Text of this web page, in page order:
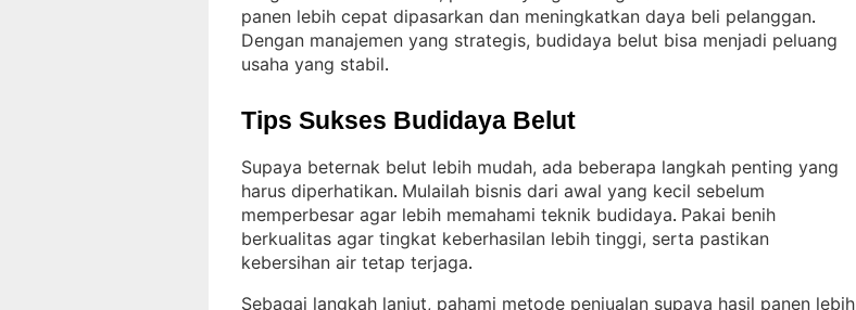
panen lebih cepat dipasarkan dan meningkatkan daya beli pelanggan
Dengan manajemen yang strategis, budidaya belut bisa menjadi peluang
usaha yang stabil.
Tips Sukses Budidaya Belut
Supaya beternak belut lebih mudah, ada beberapa langkah penting yang
harus diperhatikan. Mulailah bisnis dari awal yang kecil sebelum
memperbesar agar lebih memahami teknik budidaya. Pakai benih
berkualitas agar tingkat keberhasilan lebih tinggi, serta pastikan
kebersihan air tetap terjaga.
Sebagai langkah lanjut, pahami metode penjualan supaya hasil panen lebih